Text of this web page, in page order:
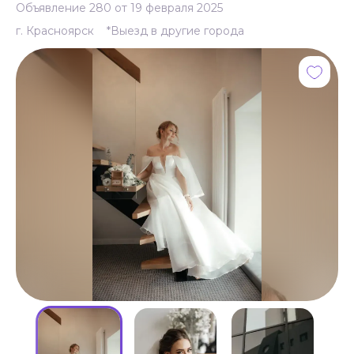
Объявление 280 от 19 февраля 2025
г. Красноярск *Выезд в другие города